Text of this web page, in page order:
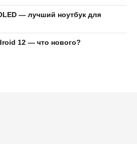
— лучший ноутбук для
12 — что нового?